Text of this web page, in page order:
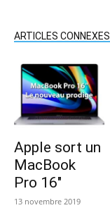
ARTICLES CONNEXES
Apple sort un
MacBook
Pro 16″
13 novembre 2019